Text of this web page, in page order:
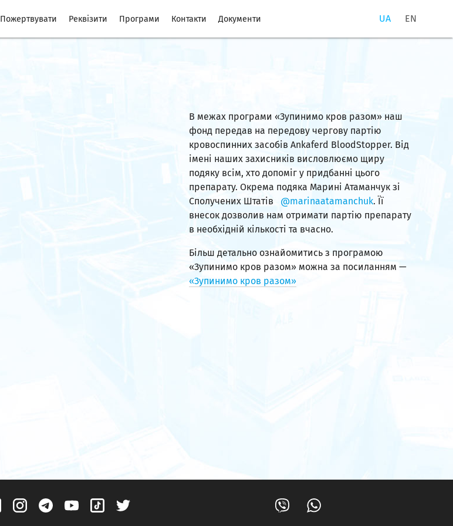
UA EN
Пожертвувати Реквізити Програми Контакти Документи
В межах програми «Зупинимо кров разом» наш
фонд передав на передову чергову партію
кровоспинних засобів Ankaferd BloodStopper. Від
імені наших захисників висловлюємо щиру
подяку всім, хто допоміг у придбанні цього
препарату. Окрема подяка Марині Атаманчук зі
Сполучених Штатів
@marinaatamanchuk. Її
внесок дозволив нам отримати партію препарату
в необхідній кількості та вчасно.
Більш детально ознайомитись з програмою
«Зупинимо кров разом» можна за посиланням —
«Зупинимо кров разом»